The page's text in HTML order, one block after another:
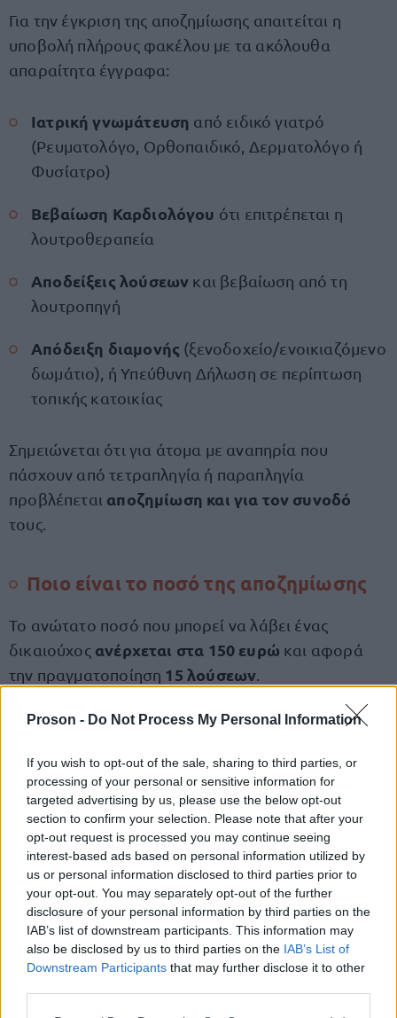
Proson - Do Not Process My Personal Information
If you wish to opt-out of the sale, sharing to third parties, or
processing of your personal or sensitive information for
targeted advertising by us, please use the below opt-out
section to confirm your selection. Please note that after your
opt-out request is processed you may continue seeing
interest-based ads based on personal information utilized by
us or personal information disclosed to third parties prior to
your opt-out. You may separately opt-out of the further
disclosure of your personal information by third parties on the
IAB’s list of downstream participants. This information may
also be disclosed by us to third parties on the IAB’s List of
Downstream Participants that may further disclose it to other
Για την έγκριση της αποζημίωσης απαιτείται η
υποβολή πλήρους φακέλου με τα ακόλουθα
απαραίτητα έγγραφα:
Ιατρική γνωμάτευση από ειδικό γιατρό
(Ρευματολόγο, Ορθοπαιδικό, Δερματολόγο ή
Φυσίατρο)
Βεβαίωση Καρδιολόγου ότι επιτρέπεται η
λουτροθεραπεία
Αποδείξεις λούσεων και βεβαίωση από τη
λουτροπηγή
Απόδειξη διαμονής (ξενοδοχείο/ενοικιαζόμενο
δωμάτιο), ή Υπεύθυνη Δήλωση σε περίπτωση
τοπικής κατοικίας
Σημειώνεται ότι για άτομα με αναπηρία που
πάσχουν από τετραπληγία ή παραπληγία
προβλέπεται αποζημίωση και για τον συνοδό
τους.
Ποιο είναι το ποσό της αποζημίωσης
Το ανώτατο ποσό που μπορεί να λάβει ένας
δικαιούχος ανέρχεται στα 150 ευρώ και αφορά
την πραγματοποίηση 15 λούσεων
Σε περίπτωση μικρότερου αριθμού λούσεων, η
τις υπηρεσίες που έχουν πραγματοποιηθεί.
Η πληρωμή πραγματοποιείται μετά τηνυποβολή
των δικαιολογητικώνστον ΕΟΠΥΥ, τον έλεγχο του
φακέλου και την τελική έγκριση από τις αρμόδιες
υπηρεσίες.
Προσοχή στις προθεσμίες